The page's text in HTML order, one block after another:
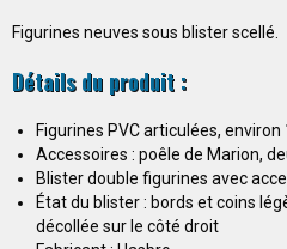
Figurines neuves sous blister scellé.
Détails du produit :
Figurines PVC articulées,
Accessoires : poêle de Marion,
Blister double figurines avec
État du blister : bords et coins
décollée sur le côté droit